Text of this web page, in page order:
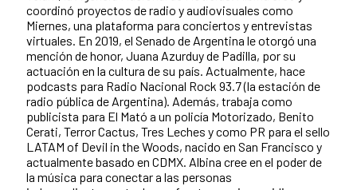
coordinó proyectos de radio y audiovisuales como
Miernes, una plataforma para conciertos y entrevistas
virtuales. En 2019, el Senado de Argentina le otorgó una
mención de honor, Juana Azurduy de Padilla, por su
actuación en la cultura de su país. Actualmente, hace
podcasts para Radio Nacional Rock 93.7 (la estación de
radio pública de Argentina). Además, trabaja como
publicista para El Mató a un policía Motorizado, Benito
Cerati, Terror Cactus, Tres Leches y como PR para el sello
LATAM of Devil in the Woods, nacido en San Francisco y
actualmente basado en CDMX. Albina cree en el poder de
la música para conectar a las personas